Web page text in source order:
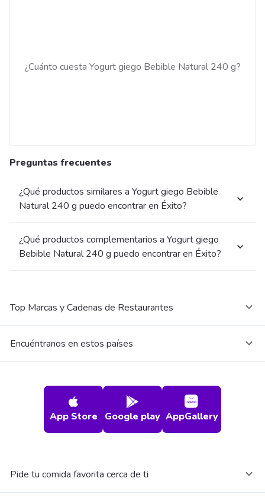
¿Cuánto cuesta Yogurt giego Bebible Natural 240 g?
Preguntas frecuentes
¿Qué productos similares a Yogurt giego Bebible
Natural 240 g puedo encontrar en Éxito?
¿Qué productos complementarios a Yogurt giego
Bebible Natural 240 g puedo encontrar en Éxito?
Top Marcas y Cadenas de Restaurantes
Encuéntranos en estos países
App Store Google play AppGallery
Pide tu comida favorita cerca de ti